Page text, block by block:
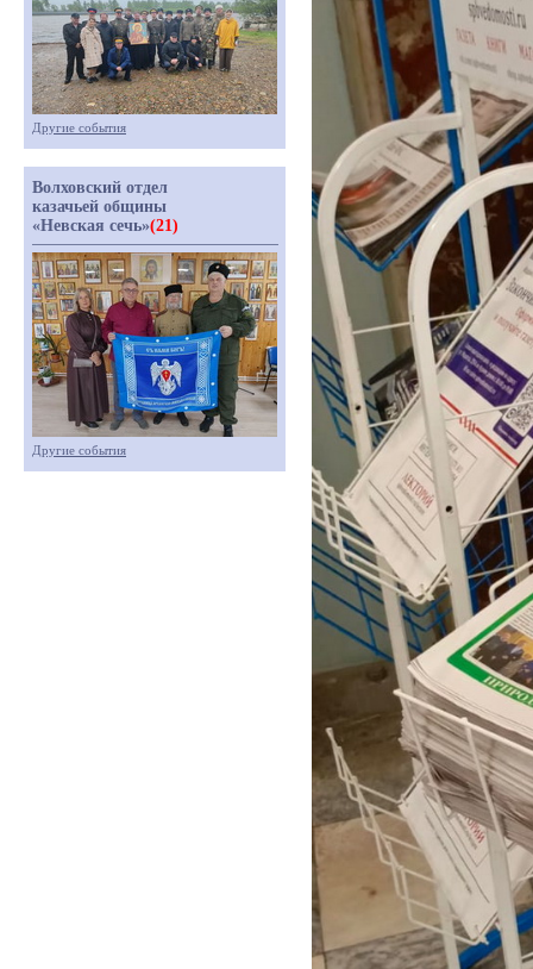
Другие события
Волховский отдел
казачьей общины
«Невская сечь»(21)
Другие события